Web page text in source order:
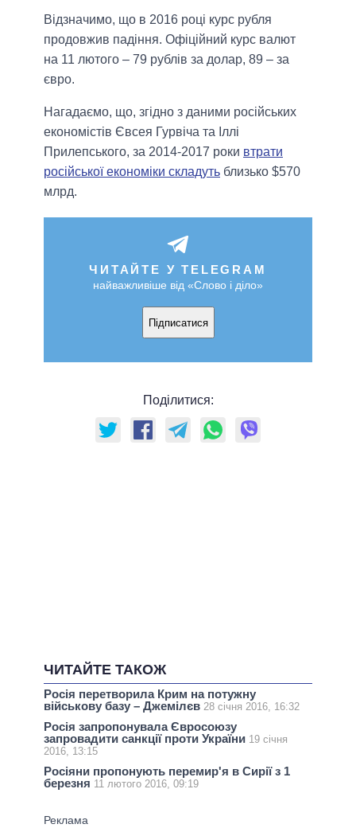
Відзначимо, що в 2016 році курс рубля
продовжив падіння. Офіційний курс валют
на 11 лютого – 79 рублів за долар, 89 – за
євро.
Нагадаємо, що, згідно з даними російських
економістів Євсея Гурвіча та Іллі
Прилепського, за 2014-2017 роки втрати
російської економіки складуть близько $570
млрд.
ЧИТАЙТЕ У TELEGRAM
найважливіше від «Слово і діло»
Підписатися
Поділитися:
ЧИТАЙТЕ ТАКОЖ
Росія перетворила Крим на потужну
військову базу – Джемілєв 28 січня 2016, 16:32
Росія запропонувала Євросоюзу
запровадити санкції проти України 19 січня
2016, 13:15
Росіяни пропонують перемир'я в Сирії з 1
березня 11 лютого 2016, 09:19